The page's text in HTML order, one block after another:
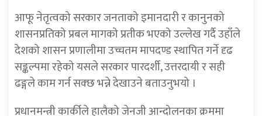
आफू नेतृत्वको सरकार जनताको इमानदारी र कानुनको
शासनप्रतिको प्रबल मागको प्रतीक भएको उल्लेख गर्दै उहाँले
देशको शासन प्रणालीमा उच्चतम मापदण्ड स्थापित गर्ने दृढ
सङ्कल्पमा रहेको यसले सरकार पारदर्शी, उत्तरदायी र सही
ढङ्गले काम गर्न सक्छ भन्ने देखाउने बताउनुभयो ।
प्रधानमन्त्री कार्कीले हालैको जेनजी आन्दोलनका क्रममा